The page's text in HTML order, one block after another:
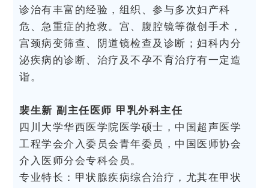
诊治有丰富的经验，组织、参与多次妇产科
危、急重症的抢救。宫、腹腔镜等微创手术，
宫颈病变筛查、阴道镜检查及诊断；妇科内分
泌疾病的诊断、治疗及不孕不育治疗有一定造
诣。
裴生新 副主任医师 甲乳外科主任
四川大学华西医学院医学硕士，中国超声医学
工程学会介入委员会青年委员，中国医师协会
介入医师分会专科会员。
专业特长：甲状腺疾病综合治疗，尤其在甲状